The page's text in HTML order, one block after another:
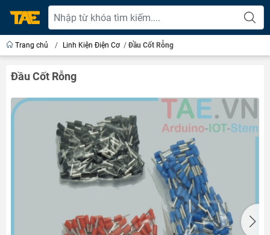
Trang chủ / Linh Kiện Điện Cơ / Đầu Cốt Rỗng
Đầu Cốt Rỗng